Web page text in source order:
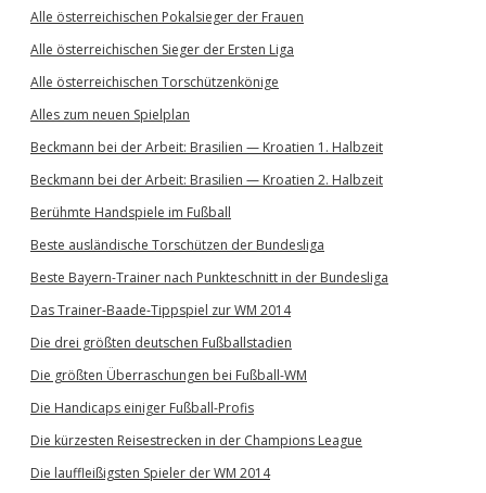
Alle österreichischen Pokalsieger der Frauen
Alle österreichischen Sieger der Ersten Liga
Alle österreichischen Torschützenkönige
Alles zum neuen Spielplan
Beckmann bei der Arbeit: Brasilien — Kroatien 1. Halbzeit
Beckmann bei der Arbeit: Brasilien — Kroatien 2. Halbzeit
Berühmte Handspiele im Fußball
Beste ausländische Torschützen der Bundesliga
Beste Bayern-Trainer nach Punkteschnitt in der Bundesliga
Das Trainer-Baade-Tippspiel zur WM 2014
Die drei größten deutschen Fußballstadien
Die größten Überraschungen bei Fußball-WM
Die Handicaps einiger Fußball-Profis
Die kürzesten Reisestrecken in der Champions League
Die lauffleißigsten Spieler der WM 2014